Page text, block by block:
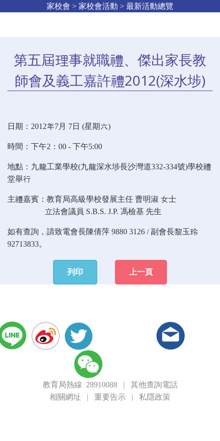
家校會 > 家校會活動 > 最新活動總覽
第五屆理事就職禮、傑出家長教
師會及義工嘉許禮2012(深水埗)
日期：2012年7月 7日 (星期六)
時間：下午2：00 - 下午5:00
地點：九龍工業學校(九龍深水埗長沙灣道332-334號)學校禮
堂舉行
主禮嘉賓：教育局高級學校發展主任 曹明淑 女士
立法會議員 S.B.S. J.P. 馮檢基 先生
如有查詢，請致電會長陳倩萍 9880 3126 / 副會長黎玉玲
92713833。
列印 上一頁
教育局熱線 28910088| 其他查詢電話
相關網址 | 重要告示 | 私隱政策